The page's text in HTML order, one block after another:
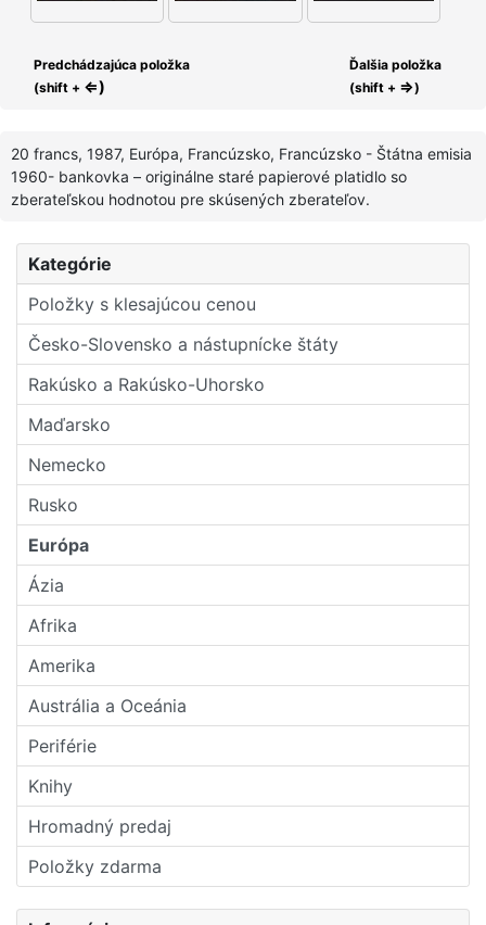
Kategórie
Položky s klesajúcou cenou
Česko-Slovensko a nástupní­cke štáty
Rakúsko a Rakúsko-Uhorsko
Maďarsko
Nemecko
Rusko
Európa
Ázia
Afrika
Amerika
Austrália a Oceánia
Periférie
Knihy
Hromadný predaj
Položky zdarma
Predchádzajúca položka
(shift + ⇐)
Ďalšia položka
(shift + ⇒)
20 francs, 1987, Európa, Francúzsko, Francúzsko - Štátna emisia
1960- bankovka – originálne staré papierové platidlo so
zberateľskou hodnotou pre skúsených zberateľov.